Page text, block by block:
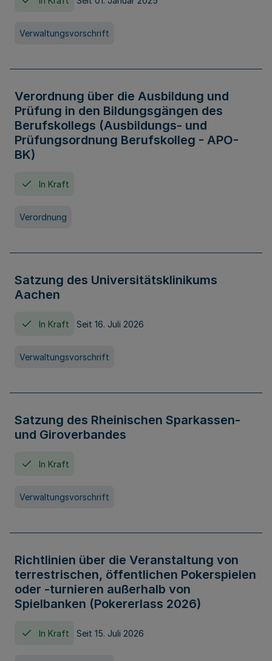
Verwaltungsvorschrift
Verordnung über die Ausbildung und
Prüfung in den Bildungsgängen des
Berufskollegs (Ausbildungs- und
Prüfungsordnung Berufskolleg - APO-
BK)
In Kraft
Verordnung
Satzung des Universitätsklinikums
Aachen
In Kraft Seit 16. Juli 2026
Verwaltungsvorschrift
Satzung des Rheinischen Sparkassen-
und Giroverbandes
In Kraft
Verwaltungsvorschrift
Richtlinien über die Veranstaltung von
terrestrischen, öffentlichen Pokerspielen
oder -turnieren außerhalb von
Spielbanken (Pokererlass 2026)
In Kraft Seit 15. Juli 2026